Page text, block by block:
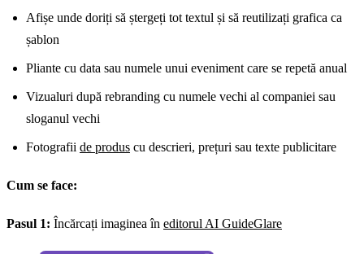
Afișe unde doriți să ștergeți tot textul și să reutilizați grafica ca
șablon
Pliante cu data sau numele unui eveniment care se repetă anual
Vizualuri după rebranding cu numele vechi al companiei sau
sloganul vechi
Fotografii de produs cu descrieri, prețuri sau texte publicitare
Cum se face:
Pasul 1: Încărcați imaginea în editorul AI GuideGlare